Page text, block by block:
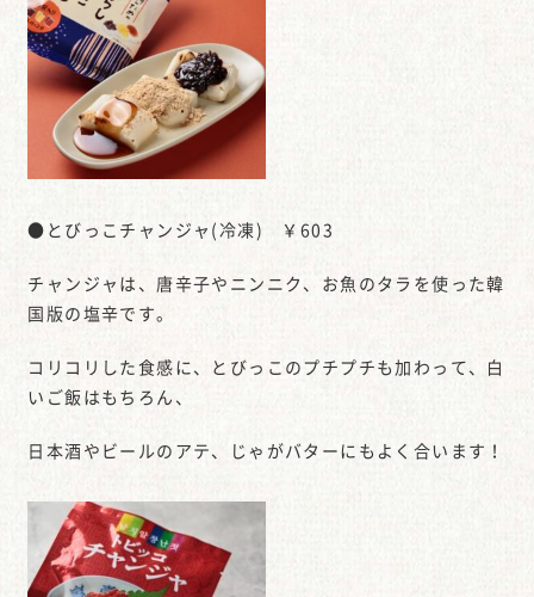
●とびっこチャンジャ(冷凍) ￥603
チャンジャは、唐辛子やニンニク、お魚のタラを使った韓
国版の塩辛です。
コリコリした食感に、とびっこのプチプチも加わって、白
いご飯はもちろん、
日本酒やビールのアテ、じゃがバターにもよく合います！